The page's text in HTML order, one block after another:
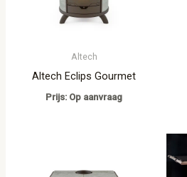
Altech
Altech Eclips Gourmet
Prijs: Op aanvraag